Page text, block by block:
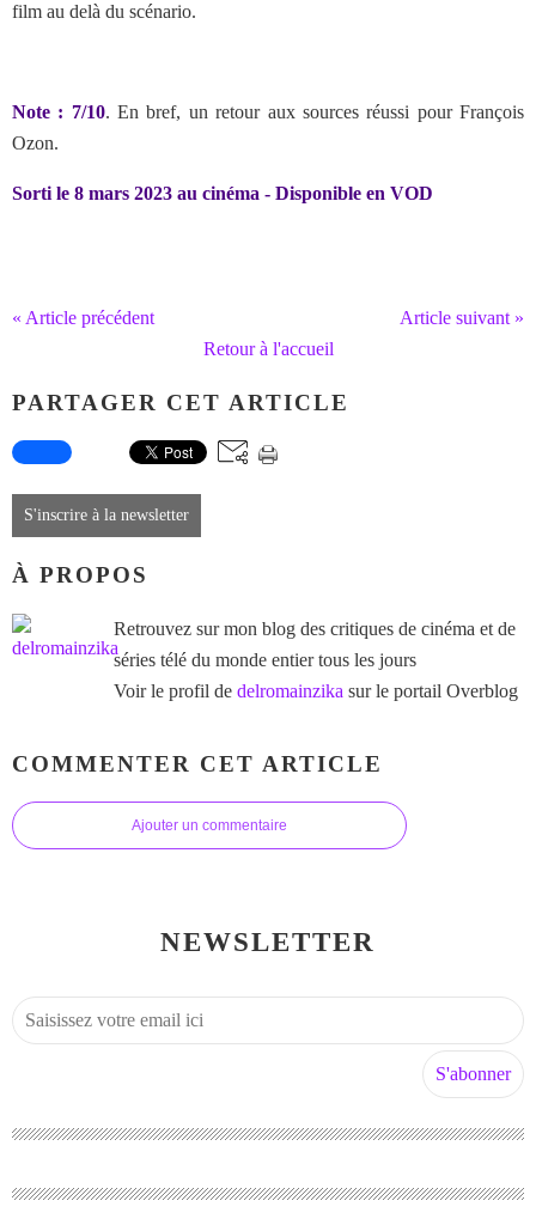
film au delà du scénario.
Note : 7/10. En bref, un retour aux sources réussi pour François
Ozon.
Sorti le 8 mars 2023 au cinéma - Disponible en VOD
« Article précédent
Article suivant »
Retour à l'accueil
PARTAGER CET ARTICLE
S'inscrire à la newsletter
À PROPOS
Retrouvez sur mon blog des critiques de cinéma et de
séries télé du monde entier tous les jours
Voir le profil de delromainzika sur le portail Overblog
COMMENTER CET ARTICLE
Ajouter un commentaire
NEWSLETTER